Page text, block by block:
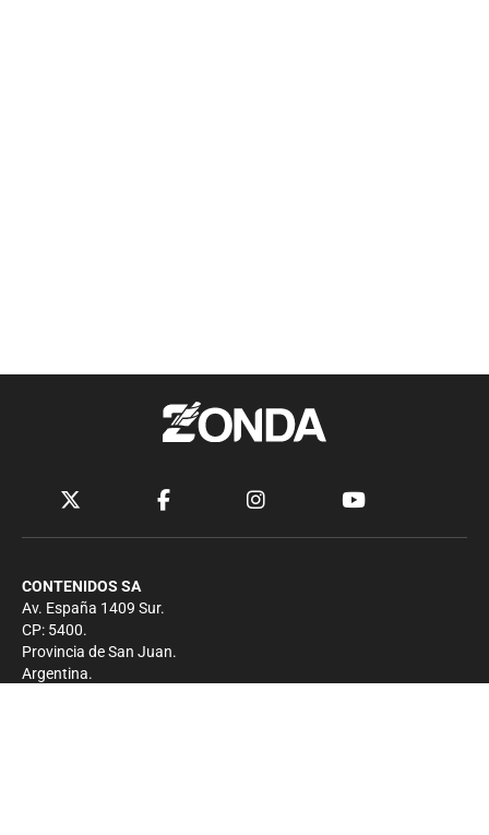
CONTENIDOS SA
Av. España 1409 Sur.
CP: 5400.
Provincia de San Juan.
Argentina.